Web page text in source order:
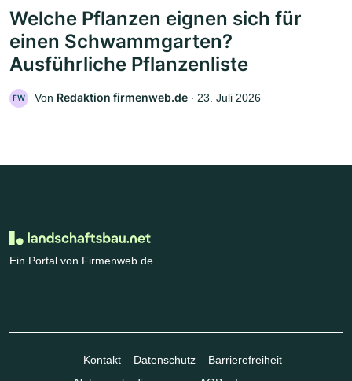
Welche Pflanzen eignen sich für
einen Schwammgarten?
Ausführliche Pflanzenliste
FW Von Redaktion firmenweb.de ‧ 23. Juli 2026
Ein Portal von Firmenweb.de
Kontakt Datenschutz
Barrierefreiheit